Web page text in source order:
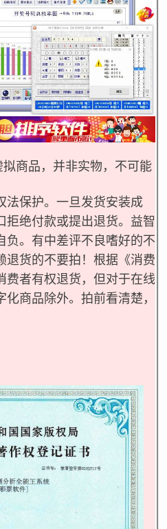
商品，并非实物，不可能
法保护。一旦发货安装成
拒绝付款或提出退货。益智
负。有中差评不良嗜好的不
货的不要拍！ 根据《消费
费者有权退货，但对于在线
商品除外。 拍前看清楚，